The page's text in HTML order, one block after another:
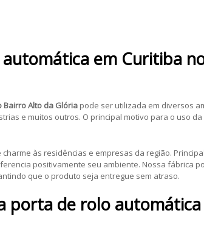
em Curitiba
Alto da Glória pode ser utilizada em diversos
e muitos outros. O principal motivo para o uso da
charme às residências e empresas da região.
positivamente seu ambiente. Nossa fábrica
que o produto seja entregue sem atraso.
porta de rolo